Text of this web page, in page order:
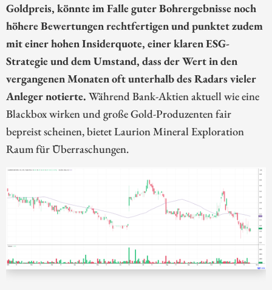
Goldpreis, könnte im Falle guter Bohrergebnisse noch
höhere Bewertungen rechtfertigen und punktet zudem
mit einer hohen Insiderquote, einer klaren ESG-
Strategie und dem Umstand, dass der Wert in den
vergangenen Monaten oft unterhalb des Radars vieler
Anleger notierte. Während Bank-Aktien aktuell wie eine
Blackbox wirken und große Gold-Produzenten fair
bepreist scheinen, bietet Laurion Mineral Exploration
Raum für Überraschungen.